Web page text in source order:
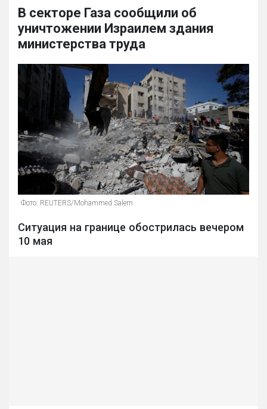
В секторе Газа сообщили об
уничтожении Израилем здания
министерства труда
Фото: REUTERS/Mohammed Salem
Ситуация на границе обострилась вечером
10 мая